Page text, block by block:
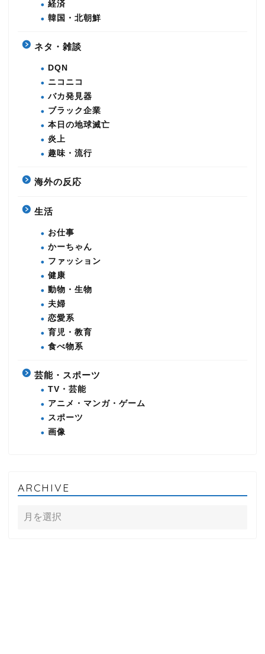
経済
韓国・北朝鮮
ネタ・雑談
DQN
ニコニコ
バカ発見器
ブラック企業
本日の地球滅亡
炎上
趣味・流行
海外の反応
生活
お仕事
かーちゃん
ファッション
健康
動物・生物
夫婦
恋愛系
育児・教育
食べ物系
芸能・スポーツ
TV・芸能
アニメ・マンガ・ゲーム
スポーツ
画像
ARCHIVE